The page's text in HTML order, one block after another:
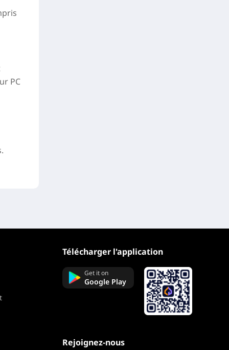
PC
Télécharger l'application
Get it on
Google Play
Rejoignez-nous